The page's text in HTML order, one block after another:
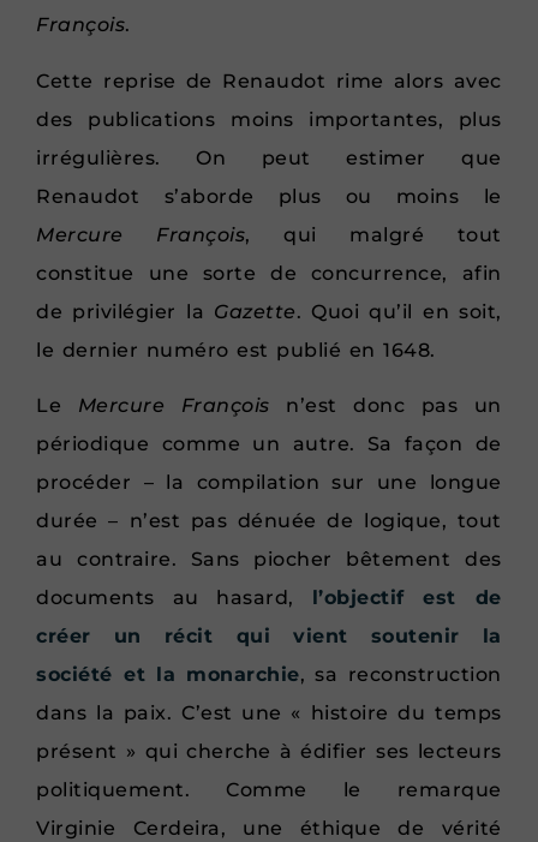
François.
Cette reprise de Renaudot rime alors avec
des publications moins importantes, plus
irrégulières. On peut estimer que
Renaudot s’aborde plus ou moins le
Mercure François, qui malgré tout
constitue une sorte de concurrence, afin
de privilégier la Gazette. Quoi qu’il en soit,
le dernier numéro est publié en 1648.
Le Mercure François n’est donc pas un
périodique comme un autre. Sa façon de
procéder – la compilation sur une longue
durée – n’est pas dénuée de logique, tout
au contraire. Sans piocher bêtement des
documents au hasard,
l’objectif est de
créer un récit qui vient soutenir la
société et la monarchie, sa reconstruction
dans la paix. C’est une « histoire du temps
présent » qui cherche à édifier ses lecteurs
politiquement. Comme le remarque
Virginie Cerdeira, une éthique de vérité